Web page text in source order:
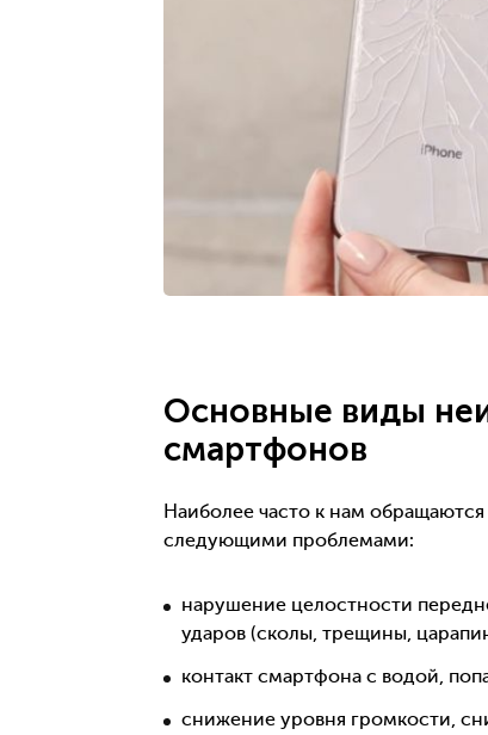
Основные виды
смартфонов
Наиболее часто к нам
следующими проблемами:
нарушение целостности
ударов (сколы, трещины,
контакт смартфона с водой,
снижение уровня громкости,